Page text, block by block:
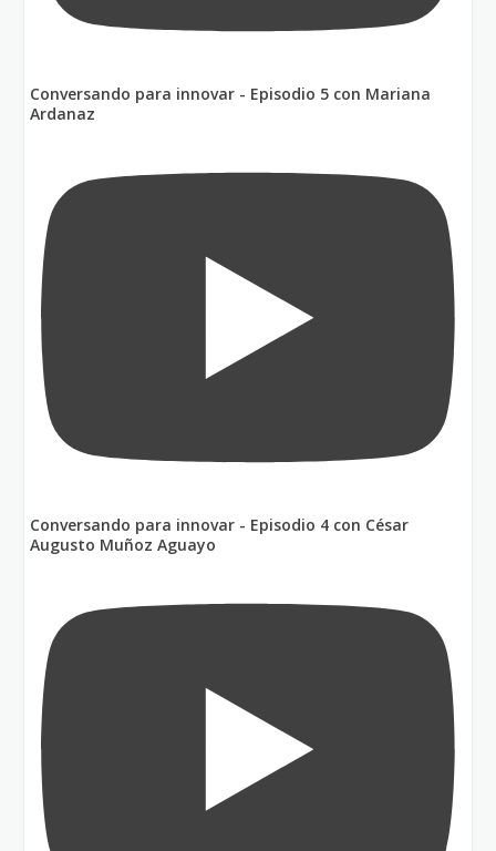
Conversando para innovar - Episodio 5 con Mariana
Ardanaz
Conversando para innovar - Episodio 4 con César
Augusto Muñoz Aguayo